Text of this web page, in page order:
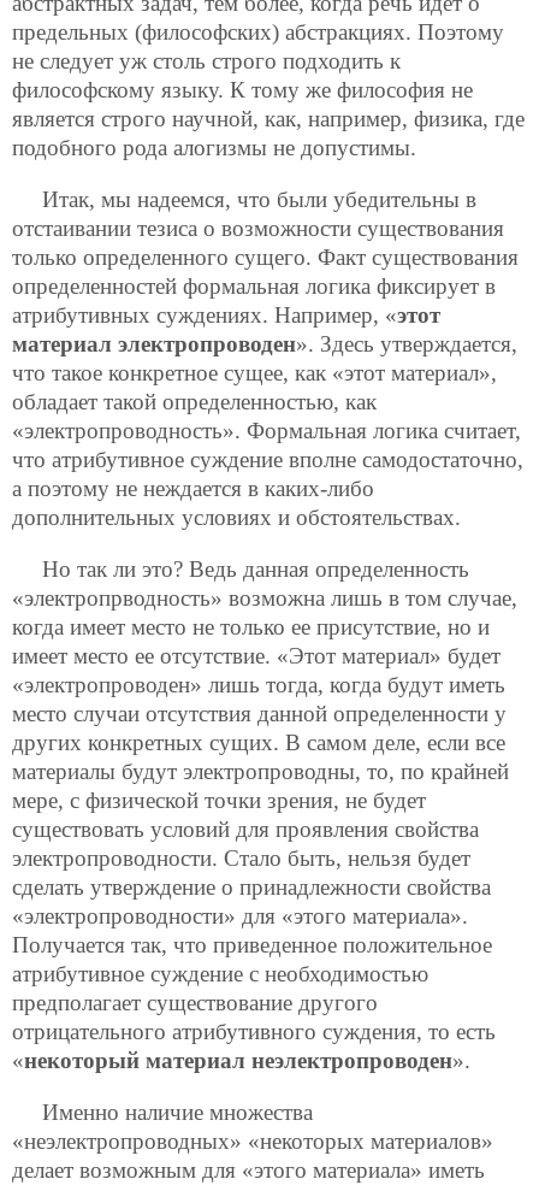
предельных (философских) абстракциях. Поэтому
не следует уж столь строго подходить к
философскому языку. К тому же философия не
является строго научной, как, например, физика, где
подобного рода алогизмы не допустимы.
Итак, мы надеемся, что были убедительны в
отстаивании тезиса о возможности существования
только определенного сущего. Факт существования
определенностей формальная логика фиксирует в
атрибутивных суждениях. Например, «этот
материал электропроводен». Здесь утверждается,
что такое конкретное сущее, как «этот материал»,
обладает такой определенностью, как
«электропроводность». Формальная логика считает,
что атрибутивное суждение вполне самодостаточно,
а поэтому не неждается в каких-либо
дополнительных условиях и обстоятельствах.
Но так ли это? Ведь данная определенность
«электропрводность» возможна лишь в том случае,
когда имеет место не только ее присутствие, но и
имеет место ее отсутствие. «Этот материал» будет
«электропроводен» лишь тогда, когда будут иметь
место случаи отсутствия данной определенности у
других конкретных сущих. В самом деле, если все
материалы будут электропроводны, то, по крайней
мере, с физической точки зрения, не будет
существовать условий для проявления свойства
электропроводности. Стало быть, нельзя будет
сделать утверждение о принадлежности свойства
«электропроводности» для «этого материала».
Получается так, что приведенное положительное
атрибутивное суждение с необходимостью
предполагает существование другого
отрицательного атрибутивного суждения, то есть
«некоторый материал неэлектропроводен».
Именно наличие множества
«неэлектропроводных» «некоторых материалов»
делает возможным для «этого материала» иметь